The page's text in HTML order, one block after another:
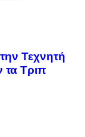
Τεχνητή
τα Τριπ